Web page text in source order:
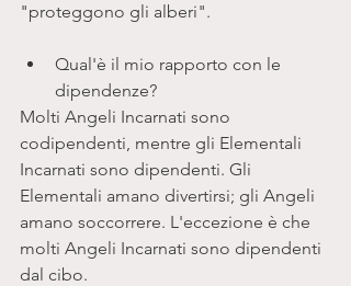
"proteggono gli alberi".
Qual'è il mio rapporto con le
dipendenze?
Molti Angeli Incarnati sono
codipendenti, mentre gli Elementali
Incarnati sono dipendenti. Gli
Elementali amano divertirsi; gli Angeli
amano soccorrere. L'eccezione è che
molti Angeli Incarnati sono dipendenti
dal cibo.